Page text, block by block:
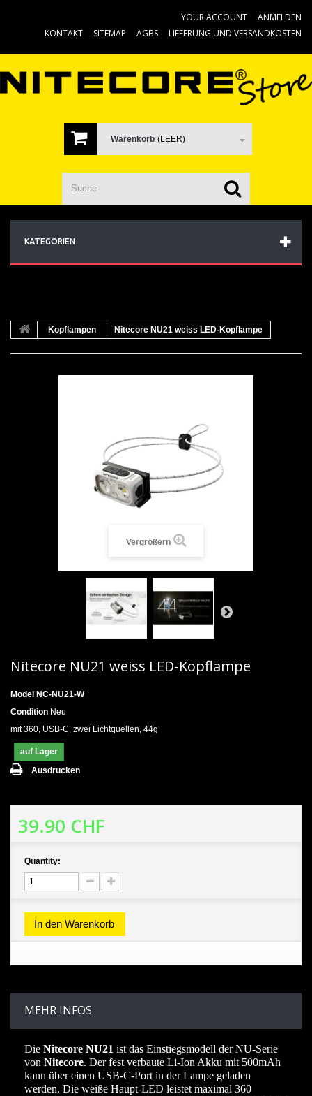
ANMELDEN
YOUR ACCOUNT
KONTAKT
SITEMAP AGBS LIEFERUNG UND VERSANDKOSTEN
Warenkorb (LEER)
KATEGORIEN
Kopflampen Nitecore NU21 weiss LED-Kopflampe
Vergrößern
Nitecore NU21 weiss LED-Kopflampe
Model NC-NU21-W
Condition Neu
mit 360, USB-C, zwei Lichtquellen, 44g
auf Lager
Ausdrucken
39.90 CHF
Quantity:
In den Warenkorb
MEHR INFOS
Die Nitecore NU21 ist das Einstiegsmodell der NU-Serie
von Nitecore. Der fest verbaute Li-Ion Akku mit 500mAh
kann über einen USB-C-Port in der Lampe geladen
werden. Die weiße Haupt-LED leistet maximal 360